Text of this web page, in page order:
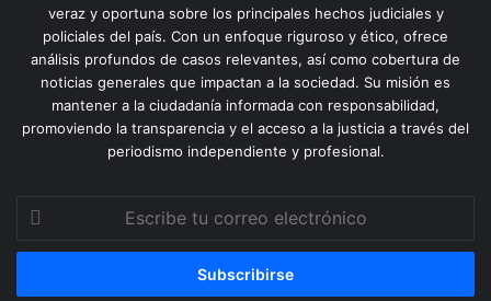
veraz y oportuna sobre los principales hechos judiciales y
policiales del país. Con un enfoque riguroso y ético, ofrece
análisis profundos de casos relevantes, así como cobertura de
noticias generales que impactan a la sociedad. Su misión es
mantener a la ciudadanía informada con responsabilidad,
promoviendo la transparencia y el acceso a la justicia a través del
periodismo independiente y profesional.
correo